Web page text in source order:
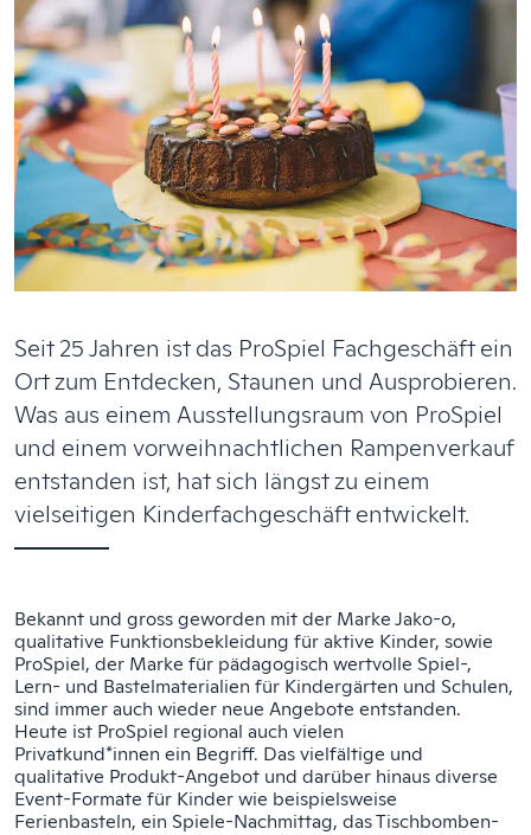
Seit 25 Jahren ist das ProSpiel Fachgeschäft ein
Ort zum Entdecken, Staunen und Ausprobieren.
Was aus einem Ausstellungsraum von ProSpiel
und einem vorweihnachtlichen Rampenverkauf
entstanden ist, hat sich längst zu einem
vielseitigen Kinderfachgeschäft entwickelt.
Bekannt und gross geworden mit der Marke Jako-o,
qualitative Funktionsbekleidung für aktive Kinder, sowie
ProSpiel, der Marke für pädagogisch wertvolle Spiel-,
Lern- und Bastelmaterialien für Kindergärten und Schulen,
sind immer auch wieder neue Angebote entstanden.
Heute ist ProSpiel regional auch vielen
Privatkund*innen ein Begriff. Das vielfältige und
qualitative Produkt-Angebot und darüber hinaus diverse
Event-Formate für Kinder wie beispielsweise
Ferienbasteln, ein Spiele-Nachmittag, das Tischbomben-